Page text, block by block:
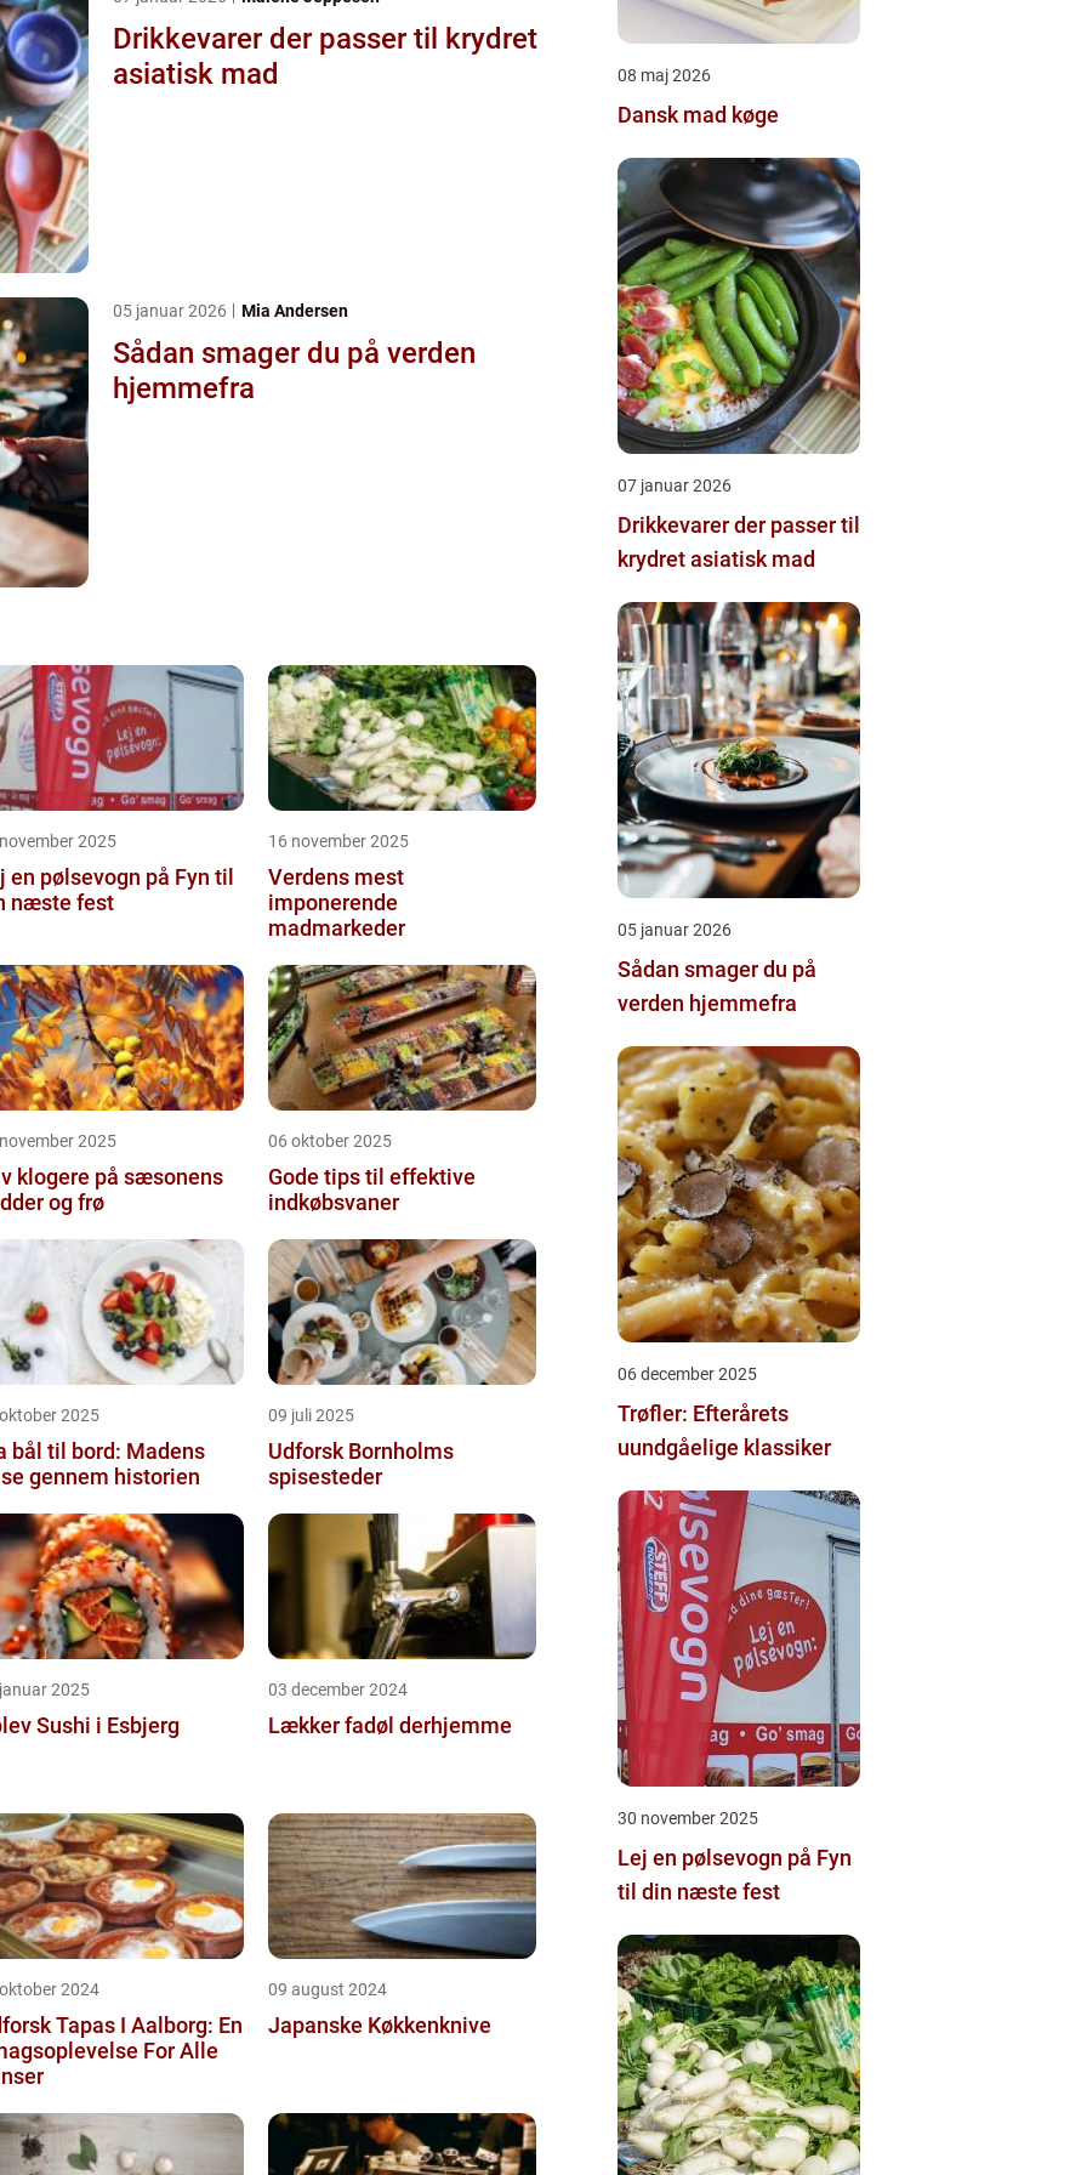
Drikkevarer der passer til krydret
asiatisk mad
05 januar 2026 Mia Andersen
Sådan smager du på verden
hjemmefra
2025
en pølsevogn på Fyn til
næste fest
16 november 2025
Verdens mest
imponerende
madmarkeder
2025
klogere på sæsonens
og frø
06 oktober 2025
Gode tips til effektive
indkøbsvaner
2025
bål til bord: Madens
gennem historien
09 juli 2025
Udforsk Bornholms
spisesteder
2025
Sushi i Esbjerg
03 december 2024
Lækker fadøl derhjemme
2024
Tapas I Aalborg: En
For Alle
09 august 2024
Japanske Køkkenknive
08 maj 2026
Dansk mad køge
07 januar 2026
Drikkevarer der passer til
krydret asiatisk mad
05 januar 2026
Sådan smager du på
verden hjemmefra
06 december 2025
Trøfler: Efterårets
uundgåelige klassiker
30 november 2025
Lej en pølsevogn på Fyn
til din næste fest